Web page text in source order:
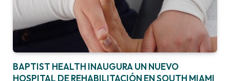
BAPTIST HEALTH INAUGURA UN NUEVO
HOSPITAL DE REHABILITACIÓN EN SOUTH MIAMI